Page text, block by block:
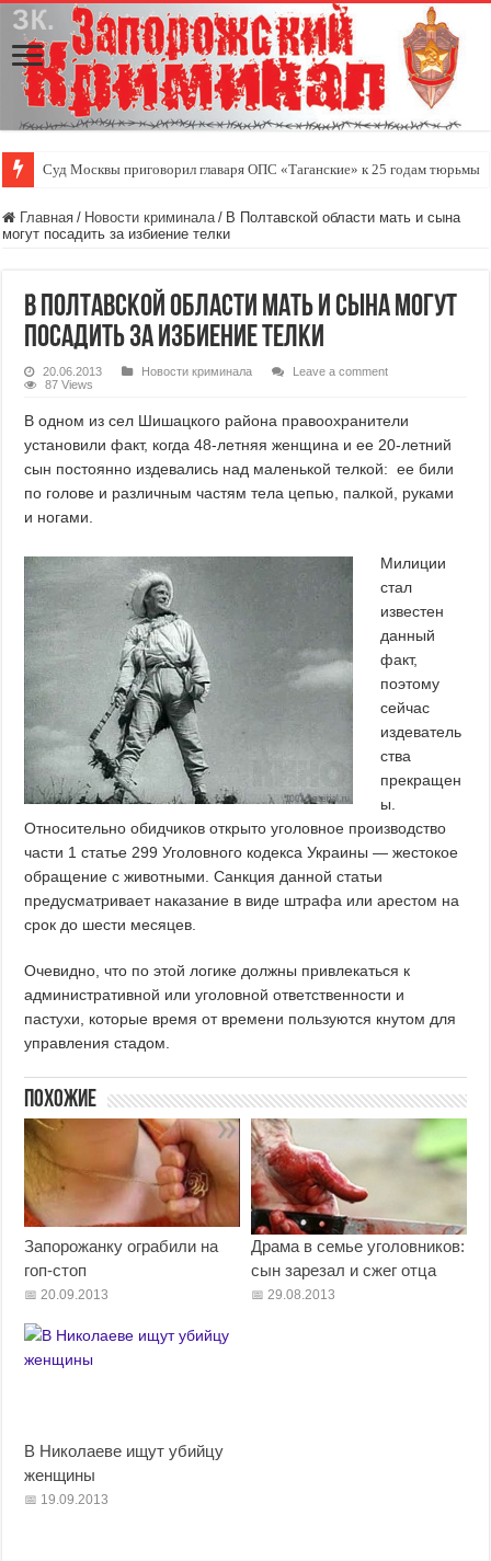
Суд Москвы приговорил главаря ОПС «Таганские» к 25 годам тюрьмы
Главная / Новости криминала / В Полтавской области мать и сына
могут посадить за избиение телки
В Полтавской области мать и сына могут
посадить за избиение телки
20.06.2013 Новости криминала
Leave a comment
87 Views
В одном из сел Шишацкого района правоохранители
установили факт, когда 48-летняя женщина и ее 20-летний
сын постоянно издевались над маленькой телкой: ее били
по голове и различным частям тела цепью, палкой, руками
и ногами.
Милиции
стал
известен
данный
факт,
поэтому
сейчас
издеватель
ства
прекращен
ы.
Относительно обидчиков открыто уголовное производство
части 1 статье 299 Уголовного кодекса Украины — жестокое
обращение с животными. Санкция данной статьи
предусматривает наказание в виде штрафа или арестом на
срок до шести месяцев.
Очевидно, что по этой логике должны привлекаться к
административной или уголовной ответственности и
пастухи, которые время от времени пользуются кнутом для
управления стадом.
Похожие
Запорожанку ограбили на
гоп-стоп
20.09.2013
Драма в семье уголовников:
сын зарезал и сжег отца
29.08.2013
В Николаеве ищут убийцу
женщины
19.09.2013